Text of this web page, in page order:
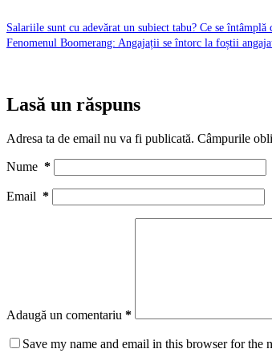
Salariile sunt cu adevărat un subiect tabu? Ce se
Fenomenul Boomerang: Angajații se întorc la foștii
Lasă un răspuns
Adresa ta de email nu va fi publicată. Câmpurile
Nume *
Email *
Adaugă un comentariu *
Save my name and email in this browser for the